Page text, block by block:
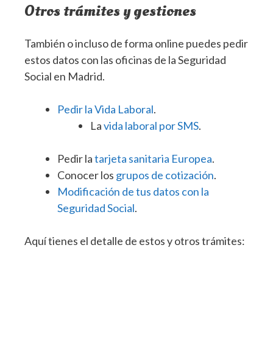
Otros trámites y gestiones
También o incluso de forma online puedes pedir
estos datos con las oficinas de la Seguridad
Social en Madrid.
Pedir la Vida Laboral.
Lavida laboral por SMS.
Pedir latarjeta sanitaria Europea.
Conocer los grupos de cotización.
Modificación de tus datos con la
Seguridad Social.
Aquí tienes el detalle de estos y otros trámites: